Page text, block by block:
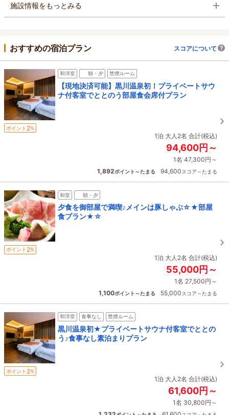
施設情報をもっとみる
おすすめの宿泊プラン スコアについて
和洋室 朝・夕 禁煙ルーム
【現地決済可能】黒川温泉初！プライベートサウ
ナ付客室でととのう部屋食会席付プラン
ポイント 2%
1泊 大人2名 合計(税込)
94,600円～
1名 47,300円～
1,892ポイント～たまる 94,600スコア～たまる
和室 朝・夕
夕食を御部屋で満喫♪メインは豚しゃぶ☆★部屋
食プラン★☆
ポイント 2%
1泊 大人2名 合計(税込)
55,000円～
1名 27,500円～
1,100ポイント～たまる 55,000スコア～たまる
和洋室 食事なし 禁煙ルーム
黒川温泉初★プライベートサウナ付客室でととの
う♪食事なし素泊まりプラン
ポイント 2%
1泊 大人2名 合計(税込)
61,600円～
1名 30,800円～